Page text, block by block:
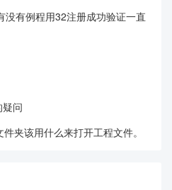
没有例程用32注册成功验证一直
问
夹该用什么来打开工程文件。